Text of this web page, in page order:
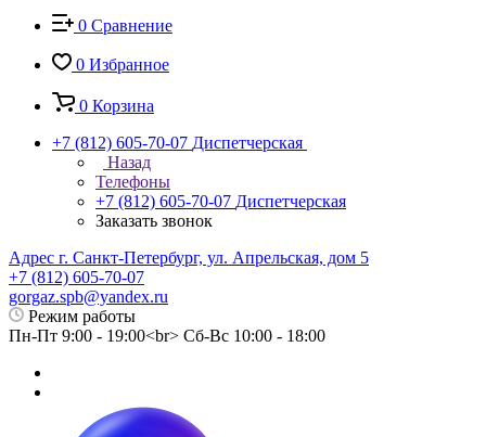
0 Сравнение
0 Избранное
0 Корзина
+7 (812) 605-70-07 Диспетчерская
Назад
Телефоны
+7 (812) 605-70-07 Диспетчерская
Заказать звонок
Адрес г. Санкт-Петербург, ул. Апрельская, дом 5
+7 (812) 605-70-07
gorgaz.spb@yandex.ru
Режим работы
Пн-Пт 9:00 - 19:00<br> Сб-Вс 10:00 - 18:00